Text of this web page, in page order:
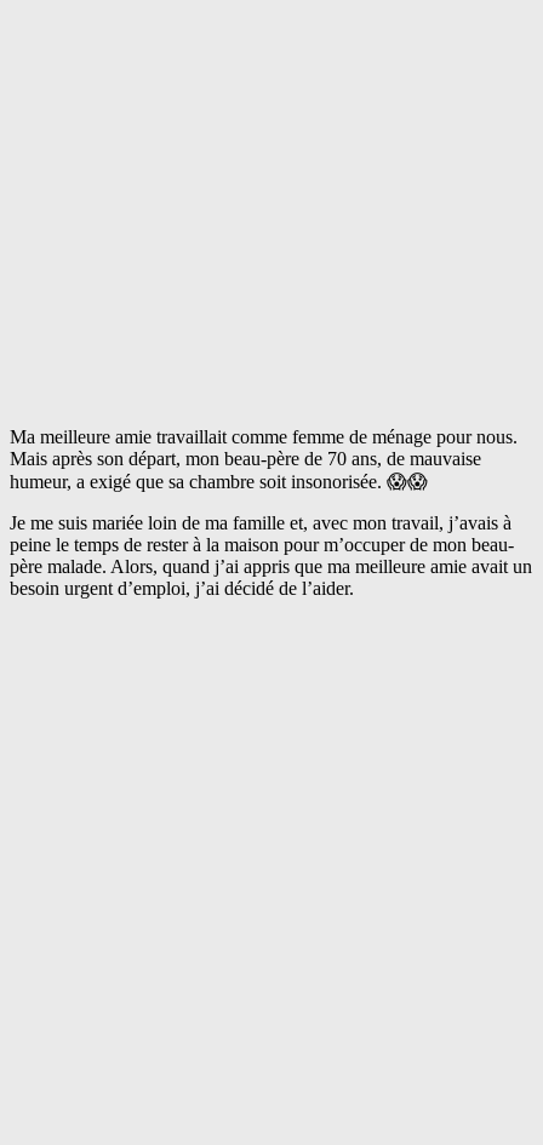
Ma meilleure amie travaillait comme femme de ménage pour nous.
Mais après son départ, mon beau-père de 70 ans, de mauvaise
humeur, a exigé que sa chambre soit insonorisée. 😱😱
Je me suis mariée loin de ma famille et, avec mon travail, j’avais à
peine le temps de rester à la maison pour m’occuper de mon beau-
père malade. Alors, quand j’ai appris que ma meilleure amie avait un
besoin urgent d’emploi, j’ai décidé de l’aider.